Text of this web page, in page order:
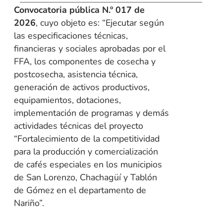
Convocatoria pública N.º 017 de
2026, cuyo objeto es: “Ejecutar según
las especificaciones técnicas,
financieras y sociales aprobadas por el
FFA, los componentes de cosecha y
postcosecha, asistencia técnica,
generación de activos productivos,
equipamientos, dotaciones,
implementación de programas y demás
actividades técnicas del proyecto
“Fortalecimiento de la competitividad
para la producción y comercialización
de cafés especiales en los municipios
de San Lorenzo, Chachagüí y Tablón
de Gómez en el departamento de
Nariño”.